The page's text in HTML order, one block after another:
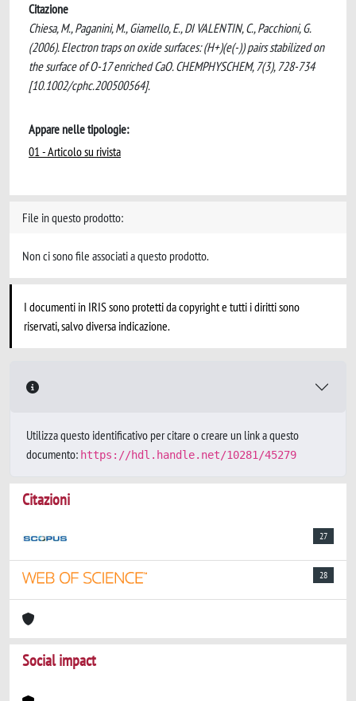
Citazione
Chiesa, M., Paganini, M., Giamello, E., DI VALENTIN, C., Pacchioni, G.
(2006). Electron traps on oxide surfaces: (H+)(e(-)) pairs stabilized on
the surface of O-17 enriched CaO. CHEMPHYSCHEM, 7(3), 728-734
[10.1002/cphc.200500564].
Appare nelle tipologie:
01 - Articolo su rivista
File in questo prodotto:
Non ci sono file associati a questo prodotto.
I documenti in IRIS sono protetti da copyright e tutti i diritti sono
riservati, salvo diversa indicazione.
Utilizza questo identificativo per citare o creare un link a questo
documento: https://hdl.handle.net/10281/45279
Citazioni
27
28
Social impact